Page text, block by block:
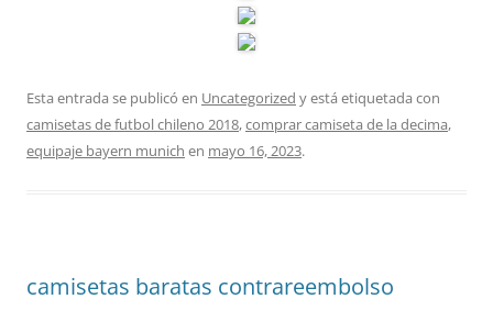
Esta entrada se publicó en Uncategorized y está etiquetada con
camisetas de futbol chileno 2018,comprar camiseta de la decima,
equipaje bayern munich en mayo 16, 2023.
camisetas baratas contrareembolso